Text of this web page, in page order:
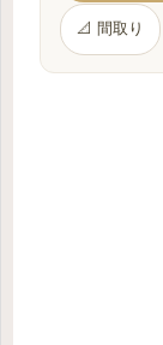
📐 間取り